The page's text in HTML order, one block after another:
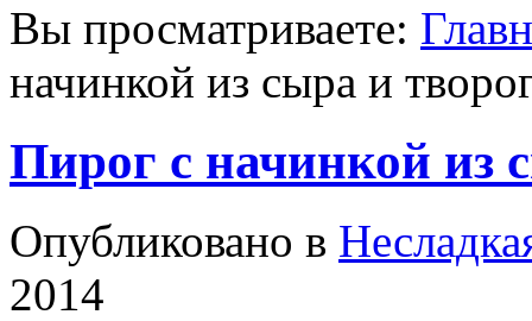
Вы просматриваете:
начинкой из сыра и
Пирог с начинкой из
Опубликовано в
2014